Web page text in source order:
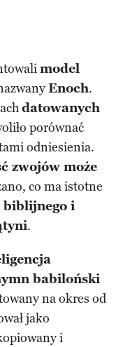
model
Enoch.
datowanych
porównać
odniesienia.
zwojów może
co ma istotne
i
.
babiloński
na okres od
jako
i